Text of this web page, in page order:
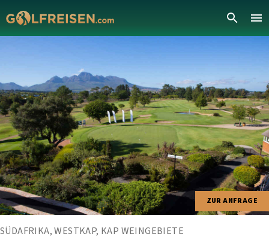
ZUR ANFRAGE
SÜDAFRIKA, WESTKAP, KAP WEINGEBIETE